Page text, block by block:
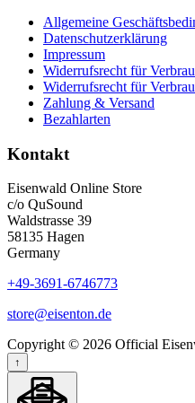
Allgemeine
Datenschutzerklärung
Impressum
Widerrufsrecht für
Widerrufsrecht für
Zahlung & Versand
Bezahlarten
Kontakt
Eisenwald Online Store
c/o QuSound
Waldstrasse 39
58135 Hagen
Germany
+49-3691-6746773
store@eisenton.de
Copyright © 2026 Official
↑